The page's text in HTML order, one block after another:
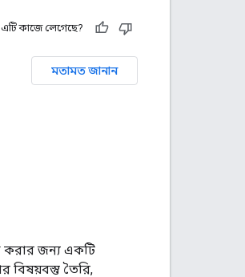
এটি কাজে লেগেছে?
মতামত জানান
করার জন্য একটি
বিষয়বস্তু তৈরি,